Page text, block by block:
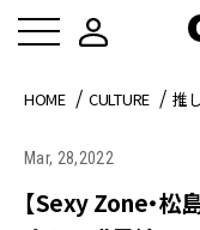
HOME CULTURE 推
Mar, 28,2022
【Sexy Zone・松